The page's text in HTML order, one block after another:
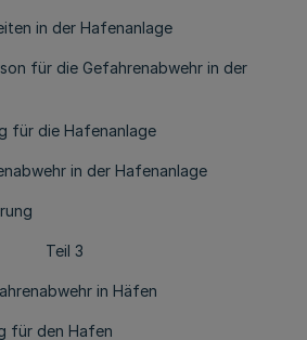
in der Hafenanlage
für die Gefahrenabwehr in der
für die Hafenanlage
in der Hafenanlage
Teil 3
in Häfen
für den Hafen